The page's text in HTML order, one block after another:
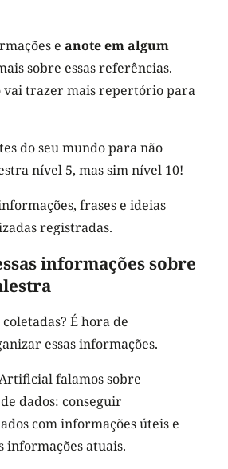
e anote em algum
sobre essas referências.
vai trazer mais repertório para
do seu mundo para não
nível 5, mas sim nível 10!
frases e ideias
registradas.
informações sobre
É hora de
essas informações.
falamos sobre
dados: conseguir
com informações úteis e
informações atuais.